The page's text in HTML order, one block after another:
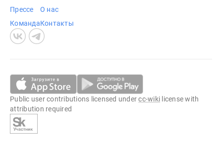
Прессе
Команда
О нас
Контакты
Public user contributions licensed undercc-wiki license with
attribution required